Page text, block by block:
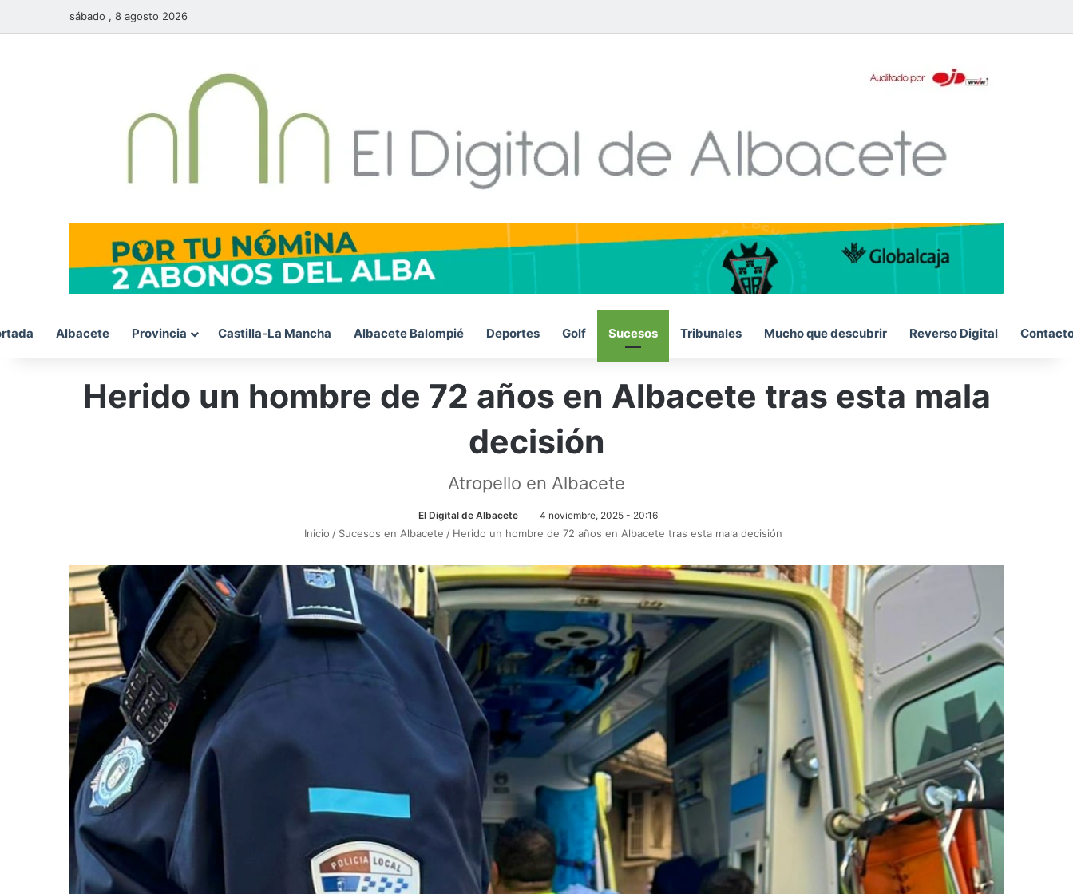
sábado , 8 agosto 2026
Albacete Provincia Castilla-La Mancha Albacete Balompié Deportes Golf Sucesos Tribunales Mucho que descubrir Reverso Digital
Herido un hombre de 72 años en Albacete tras esta mala
decisión
Atropello en Albacete
El Digital de Albacete 4 noviembre, 2025 - 20:16
Inicio / Sucesos en Albacete / Herido un hombre de 72 años en Albacete tras esta mala decisión